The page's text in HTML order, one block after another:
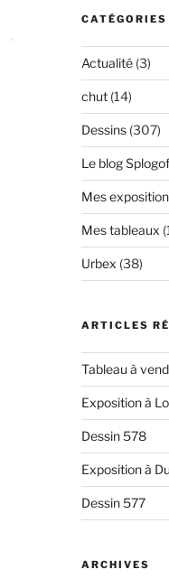
CATÉGORIES
Actualité(3)
chut(14)
Dessins(307)
Le blog
Mes
Mes tableaux
Urbex (38)
ARTICLES
Tableau à
Exposition à
Dessin 578
Exposition à
Dessin 577
ARCHIVES